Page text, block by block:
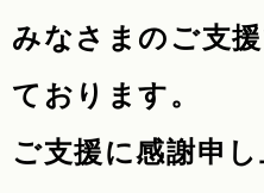
みなさまのご支
ております。
ご支援に感謝申し